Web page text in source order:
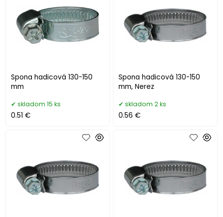
Spona hadicová 130-150
mm
skladom 15 ks
0.51 €
Spona hadicová 130-150
mm, Nerez
skladom 2 ks
0.56 €